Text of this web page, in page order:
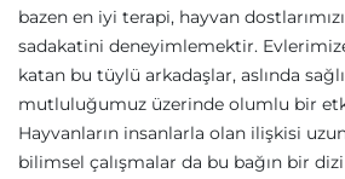
bazen en iyi terapi, hayvan
sadakatini deneyimlemektir.
katan bu tüylü arkadaşlar, aslında
mutluluğumuz üzerinde olumlu bir
Hayvanların insanlarla olan ilişkisi
bilimsel çalışmalar da bu bağın bir dizi